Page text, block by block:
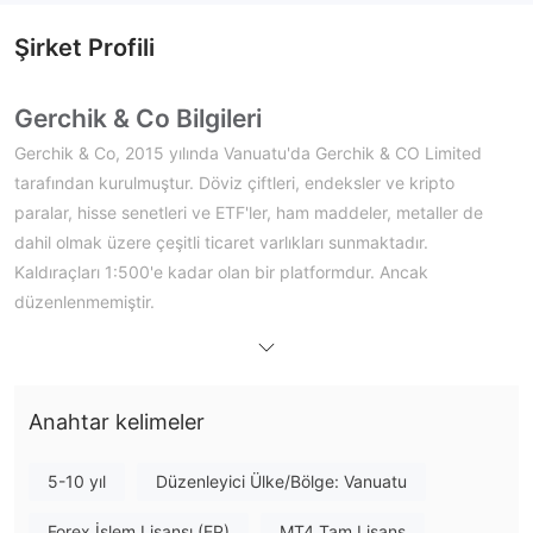
Şirket Profili
Gerchik & Co Bilgileri
Gerchik & Co, 2015 yılında Vanuatu'da Gerchik & CO Limited
tarafından kurulmuştur. Döviz çiftleri, endeksler ve kripto
paralar, hisse senetleri ve ETF'ler, ham maddeler, metaller de
dahil olmak üzere çeşitli ticaret varlıkları sunmaktadır.
Kaldıraçları 1:500'e kadar olan bir platformdur. Ancak
düzenlenmemiştir.
Gerchik & Co Güvenilir mi?
denetlenmemektedir
. Lütfen riskin farkında olun!
Gerchik & Co Üzerinde Ne İşlem
Anahtar kelimeler
5-10 yıl Düzenleyici Ülke/Bölge: Vanuatu